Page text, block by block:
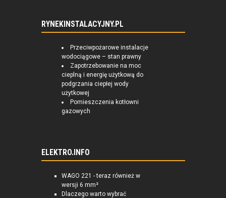
RYNEKINSTALACYJNY.PL
Przeciwpożarowe instalacje
wodociągowe – stan prawny
Zapotrzebowanie na moc
cieplną i energię użytkową do
podgrzania ciepłej wody
użytkowej
Pomieszczenia kotłowni
gazowych
ELEKTRO.INFO
WAGO 221 - teraz również w
wersji 6 mm²
Dlaczego warto wybrać